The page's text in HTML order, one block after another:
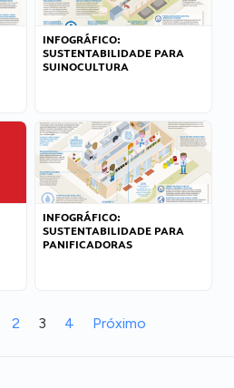
INFOGRÁFICO:
SUSTENTABILIDADE PARA
SUINOCULTURA
INFOGRÁFICO:
SUSTENTABILIDADE PARA
PANIFICADORAS
2 3 4 Próximo